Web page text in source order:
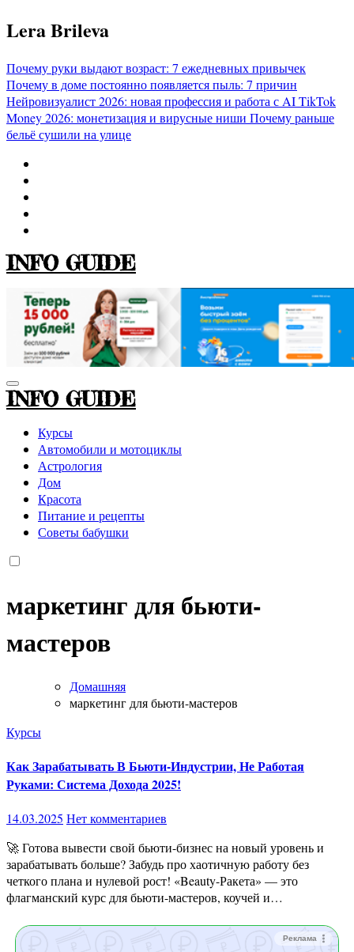
Перейти
к
Lera Brileva
Почему руки выдают возраст: 7 ежедневных привычек
Почему в доме постоянно появляется пыль: 7 причин
Нейровизуалист 2026: новая профессия и работа с AITikTok
Money 2026: монетизация и вирусные ниши Почему раньше
бельё сушили на улице
INFO GUIDE
INFO GUIDE
Курсы
Автомобили и мотоциклы
Астрология
Дом
Красота
Питание и рецепты
Советы бабушки
маркетинг для бьюти-
мастеров
Домашняя
маркетинг для бьюти-мастеров
Курсы
Как Зарабатывать В Бьюти-Индустрии, Не Работая
Руками: Система Дохода 2025!
14.03.2025 Нет комментариев
🚀 Готова вывести свой бьюти-бизнес на новый уровень и
зарабатывать больше? Забудь про хаотичную работу без
четкого плана и нулевой рост! «Beauty-Ракета» — это
флагманский курс для бьюти-мастеров, коучей и…
Реклама